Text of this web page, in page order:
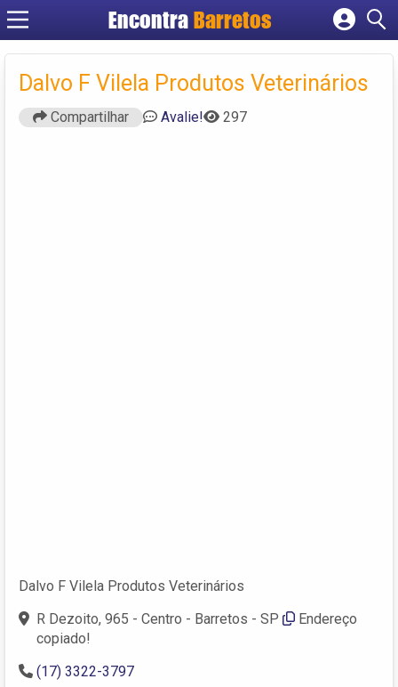
Encontra Barretos
Cadastrar empresa
Criar conta
Dalvo F Vilela Produtos Veterinários
Compartilhar Avalie! 297
Dalvo F Vilela Produtos Veterinários
R Dezoito, 965 - Centro - Barretos - SP
Endereço
copiado!
(17) 3322-3797